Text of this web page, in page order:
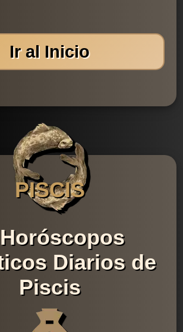
Ir al Inicio
PISCIS
Diarios de
Piscis